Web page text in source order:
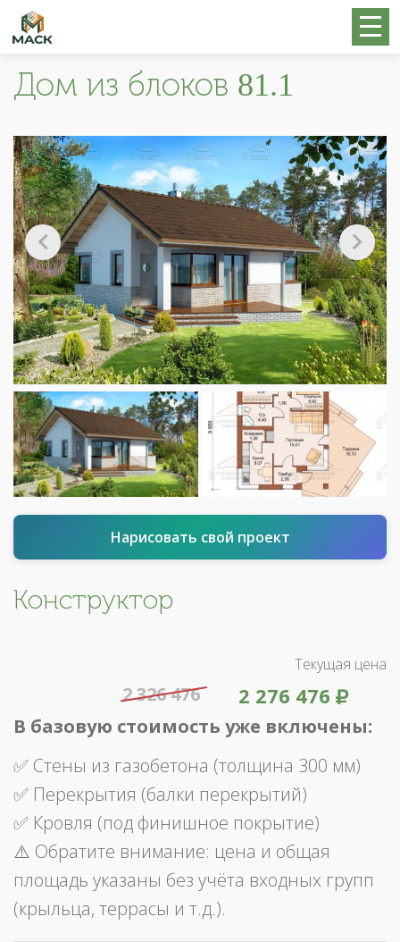
Дом из блоков 81.1
Нарисовать свой проект
Конструктор
Текущая цена
2 276 476
2 326 476
В базовую стоимость уже включены:
✅ Стены из газобетона (толщина 300 мм)
✅ Перекрытия (балки перекрытий)
✅ Кровля (под финишное покрытие)
⚠️ Обратите внимание: цена и общая
площадь указаны без учёта входных групп
(крыльца, террасы и т.д.).